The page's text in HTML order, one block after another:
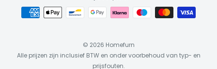
© 2026 Homefurn
Alle prijzen zijn inclusief BTW en onder voorbehoud van typ- en
prijsfouten.